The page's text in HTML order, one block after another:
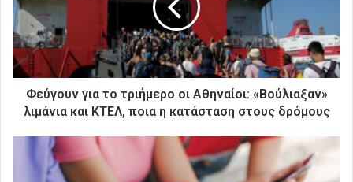
η
λ
ε
κ
τ
Φεύγουν για το τριήμερο οι Αθηναίοι: «Βούλιαξαν»
λιμάνια και ΚΤΕΛ, ποια η κατάσταση στους δρόμους